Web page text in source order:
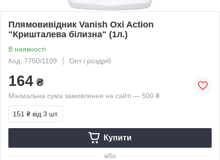
Плямовивідник Vanish Oxi Action
"Кришталева білизна" (1л.)
В наявності
Код: 7750/1109
Опт і роздріб
164 ₴
Мінімальна сума замовлення на сайті — 500 ₴
151 ₴ від 3 шт.
Купити
або